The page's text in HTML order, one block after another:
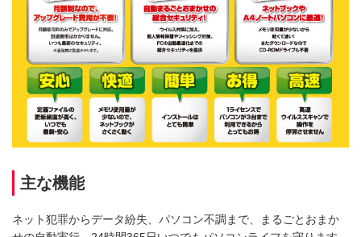
主な機能
ネット犯罪からデータ紛失、パソコン不調まで、まるごとおまか